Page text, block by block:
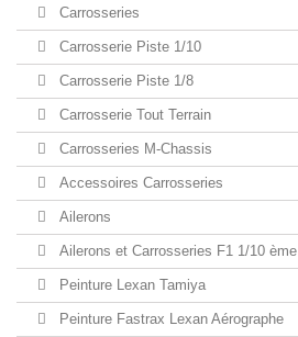
Carrosseries
Carrosserie Piste 1/10
Carrosserie Piste 1/8
Carrosserie Tout Terrain
Carrosseries M-Chassis
Accessoires Carrosseries
Ailerons
Ailerons et Carrosseries F1 1/10 ème
Peinture Lexan Tamiya
Peinture Fastrax Lexan Aérographe